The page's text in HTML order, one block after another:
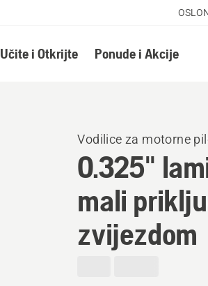
Učite i Otkrijte Ponude i Akcije
Vodilice za motorne
0.325"
mali
zvijezdom